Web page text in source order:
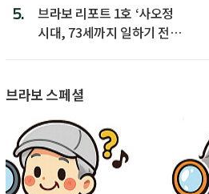
5.
브라보 리포트 1호 ‘사오정
시대, 73세까지 일하기 전략’
브라보 스페셜